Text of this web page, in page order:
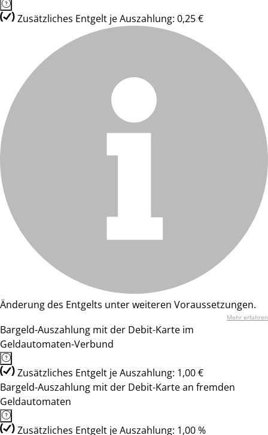
Zusätzliches Entgelt je Auszahlung: 0,25 €
Änderung des Entgelts unter weiteren Voraussetzungen.
Mehr erfahren
Bargeld-Auszahlung mit der Debit-Karte im
Geldautomaten-Verbund
Zusätzliches Entgelt je Auszahlung: 1,00 €
Bargeld-Auszahlung mit der Debit-Karte an fremden
Geldautomaten
Zusätzliches Entgelt je Auszahlung: 1,00 %